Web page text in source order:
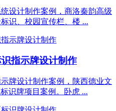
设计制作案例，商洛秦韵高级
识、校园宣传栏、楼 ...
指示牌设计制作
牌设计制作案例，陕西德业文
识牌项目案例。卧虎 ...